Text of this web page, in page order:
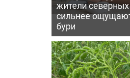
жители
сильнее
бури